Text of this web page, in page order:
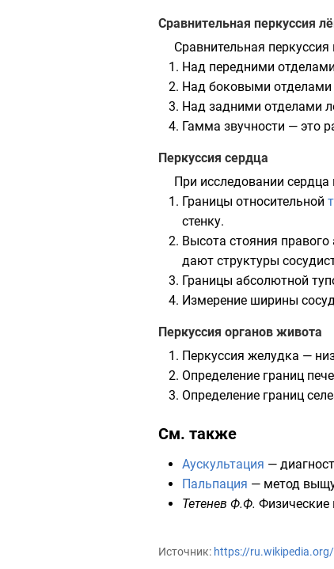
Сравнительная перкуссия
Сравнительная
Над передними
Над боковыми отделами
Над задними отделами
Гамма звучности — это
Перкуссия сердца
При исследовании
Границы относительной
стенку.
Высота стояния правого
дают структуры
Границы абсолютной
Измерение ширины
Перкуссия органов живота
Перкуссия желудка —
Определение границ
Определение границ
См. также
Аускультация —
Пальпация — метод
Тетенев Ф.Ф. Физические
Источник: https://